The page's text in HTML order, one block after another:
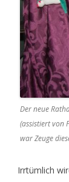
Der neue
(assistiert von
war Zeuge
Irrtümlich